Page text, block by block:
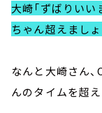
大崎「ずばりい
ちゃん超えましょ
なんと大崎さん
んのタイムを超